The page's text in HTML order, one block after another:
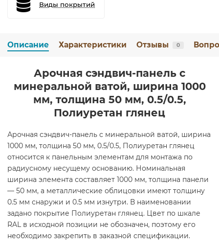
Виды покрытий
Описание Характеристики Отзывы 0
Арочная сэндвич-панель с
минеральной ватой, ширина 1000
мм, толщина 50 мм, 0.5/0.5,
Полиуретан глянец
Арочная сэндвич-панель с минеральной ватой, ширина
1000 мм, толщина 50 мм, 0.5/0.5, Полиуретан глянец
относится к панельным элементам для монтажа по
радиусному несущему основанию. Номинальная
ширина элемента составляет 1000 мм, толщина панели
— 50 мм, а металлические облицовки имеют толщину
0.5 мм снаружи и 0.5 мм изнутри. В наименовании
задано покрытие Полиуретан глянец. Цвет по шкале
RAL в исходной позиции не обозначен, поэтому его
необходимо закрепить в заказной спецификации.